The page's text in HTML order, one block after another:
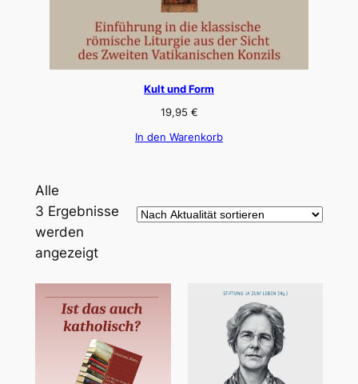
Kult und Form
19,95 €
In den Warenkorb
Alle
3 Ergebnisse
werden
angezeigtNach
sortiert